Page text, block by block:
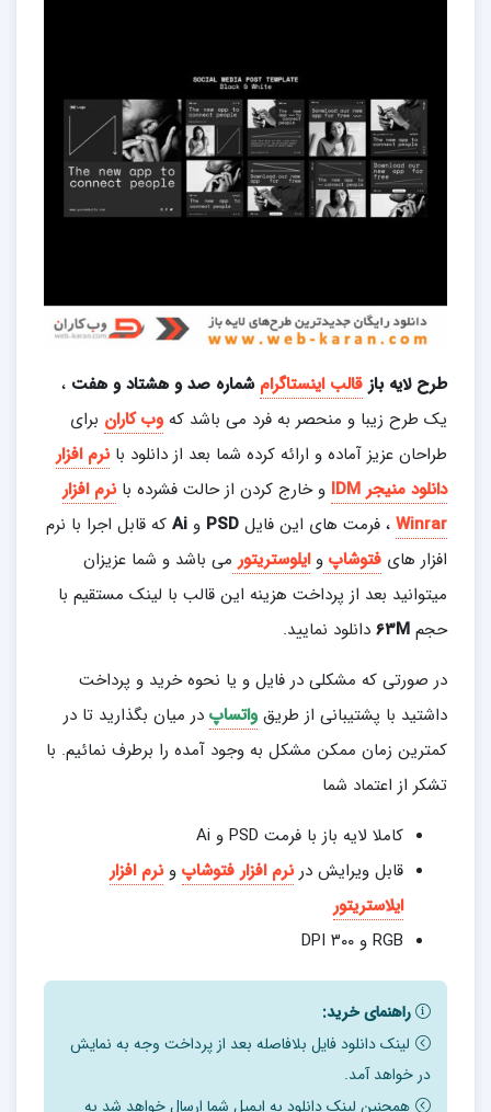
طرح لایه بازقالب اینستاگرام شماره صد و هشتاد و هفت ،
یک طرح زیبا و منحصر به فرد می باشد که وب کاران برای
طراحان عزیز آماده و ارائه کرده شما بعد از دانلود بانرم افزار
دانلود منیجر IDM و خارج کردن از حالت فشرده بانرم افزار
Winrar ، فرمت های این فایل PSD و Ai که قابل اجرا با نرم
افزار های فتوشاپ وایلوستریتور می باشد و شما عزیزان
میتوانید بعد از پرداخت هزینه این قالب با لینک مستقیم با
حجم 63M دانلود نمایید.
در صورتی که مشکلی در فایل و یا نحوه خرید و پرداخت
داشتید با پشتیبانی از طریق واتساپ در میان بگذارید تا در
کمترین زمان ممکن مشکل به وجود آمده را برطرف نمائیم. با
تشکر از اعتماد شما
کاملا لایه باز با فرمت PSD و Ai
قابل ویرایش درنرم افزار فتوشاپ ونرم افزار
ایلاستریتور
RGB و ۳۰۰ DPI
راهنمای خرید:
لینک دانلود فایل بلافاصله بعد از پرداخت وجه به نمایش
در خواهد آمد.
همچنین لینک دانلود به ایمیل شما ارسال خواهد شد به